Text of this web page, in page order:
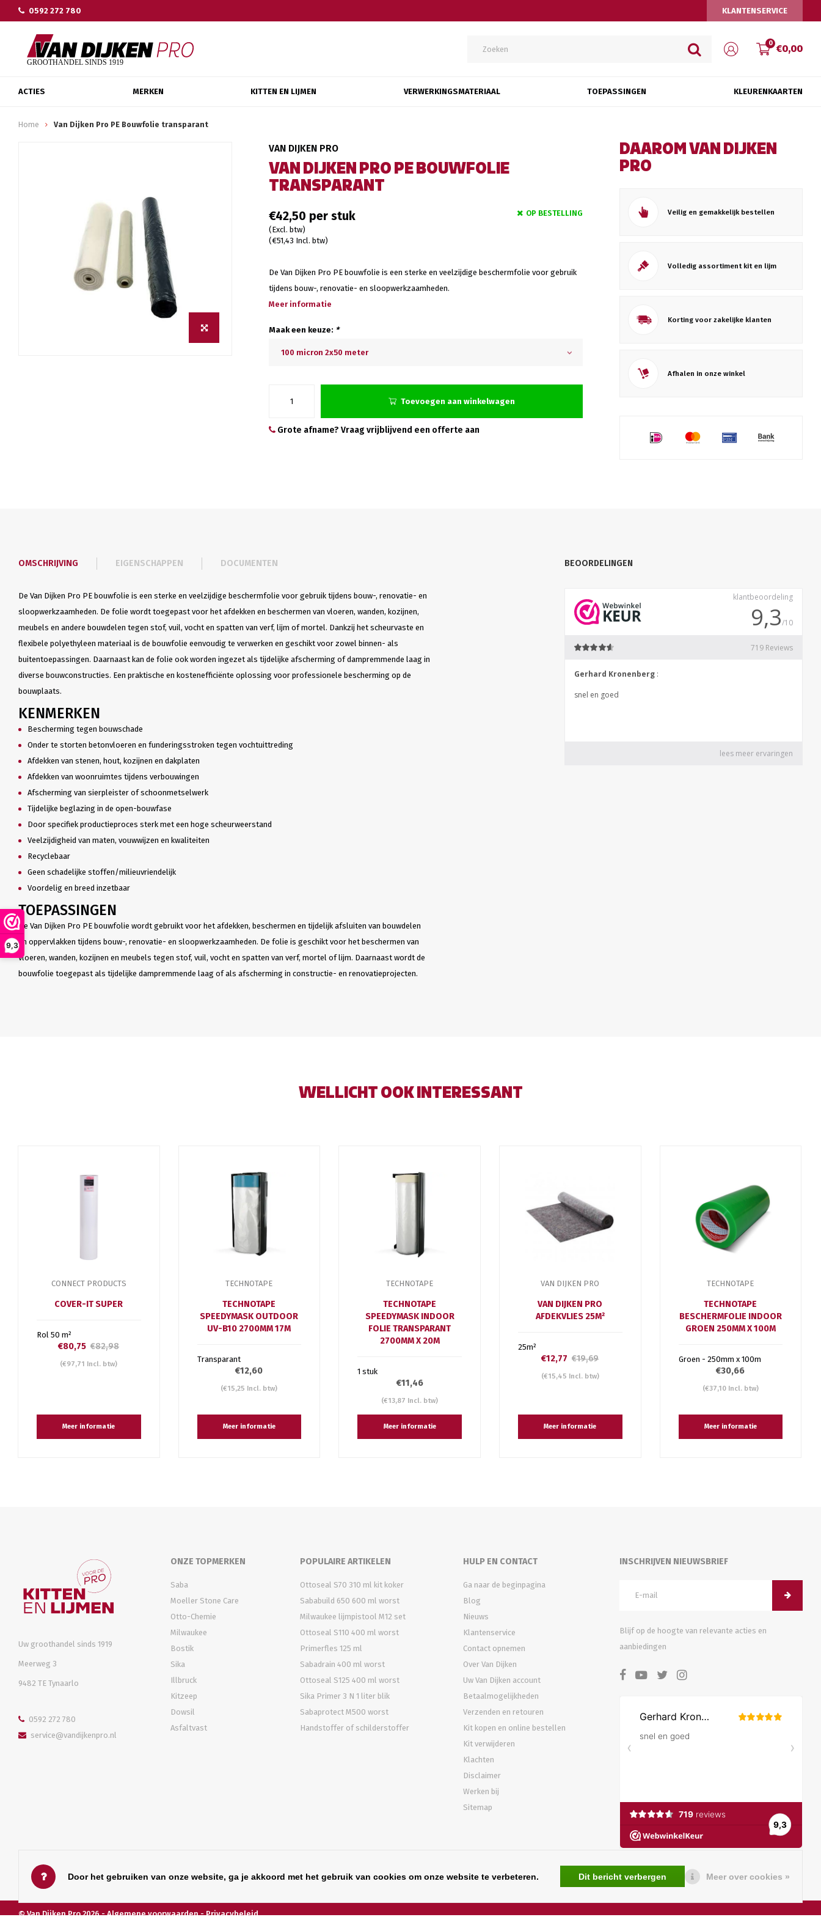
9,3
0592 272 780 KLANTENSERVICE
0 €0,00
ACTIES MERKEN KITTEN EN LIJMEN VERWERKINGSMATERIAAL TOEPASSINGEN KLEURENKAARTEN
Home Van Dijken Pro PE Bouwfolie transparant
VAN DIJKEN PRO PE BOUWFOLIE
TRANSPARANT
VAN DIJKEN PRO
€42,50
(Excl. btw)
(€51,43 Incl. btw)
OP BESTELLING
De Van Dijken Pro PE bouwfolie is een sterke en veelzijdige beschermfolie voor gebruik
tijdens bouw-, renovatie- en sloopwerkzaamheden.
Meer informatie
Maak een keuze: *
100 micron 2x50 meter
Toevoegen aan winkelwagen
Grote afname? Vraag vrijblijvend een offerte aan
DAAROM VAN DIJKEN
PRO
Veilig en gemakkelijk bestellen
Volledig assortiment kit en lijm
Korting voor zakelijke klanten
Afhalen in onze winkel
OMSCHRIJVING EIGENSCHAPPEN DOCUMENTEN
De Van Dijken Pro PE bouwfolie is een sterke en veelzijdige beschermfolie voor gebruik tijdens bouw-, renovatie- en
sloopwerkzaamheden. De folie wordt toegepast voor het afdekken en beschermen van vloeren, wanden, kozijnen,
meubels en andere bouwdelen tegen stof, vuil, vocht en spatten van verf, lijm of mortel. Dankzij het scheurvaste en
flexibele polyethyleen materiaal is de bouwfolie eenvoudig te verwerken en geschikt voor zowel binnen- als
buitentoepassingen. Daarnaast kan de folie ook worden ingezet als tijdelijke afscherming of dampremmende laag in
diverse bouwconstructies. Een praktische en kostenefficiënte oplossing voor professionele bescherming op de
bouwplaats.
KENMERKEN
Bescherming tegen bouwschade
Onder te storten betonvloeren en funderingsstroken tegen vochtuittreding
Afdekken van stenen, hout, kozijnen en dakplaten
Afdekken van woonruimtes tijdens verbouwingen
Afscherming van sierpleister of schoonmetselwerk
Tijdelijke beglazing in de open-bouwfase
Door specifiek productieproces sterk met een hoge scheurweerstand
Veelzijdigheid van maten, vouwwijzen en kwaliteiten
Recyclebaar
Geen schadelijke stoffen/milieuvriendelijk
Voordelig en breed inzetbaar
TOEPASSINGEN
De Van Dijken Pro PE bouwfolie wordt gebruikt voor het afdekken, beschermen en tijdelijk afsluiten van bouwdelen
en oppervlakken tijdens bouw-, renovatie- en sloopwerkzaamheden. De folie is geschikt voor het beschermen van
vloeren, wanden, kozijnen en meubels tegen stof, vuil, vocht en spatten van verf, mortel of lijm. Daarnaast wordt de
bouwfolie toegepast als tijdelijke dampremmende laag of als afscherming in constructie- en renovatieprojecten.
BEOORDELINGEN
WELLICHT OOK INTERESSANT
CONNECT PRODUCTS
COVER-IT SUPER
Rol 50 m²
€80,75 €82,98
(€97,71 Incl. btw)
Meer informatie
TECHNOTAPE
TECHNOTAPE
SPEEDYMASK OUTDOOR
UV-B10 2700MM 17M
Transparant
€12,60
(€15,25 Incl. btw)
Meer informatie
TECHNOTAPE
TECHNOTAPE
SPEEDYMASK INDOOR
FOLIE TRANSPARANT
2700MM X 20M
1 stuk
€11,46
(€13,87 Incl. btw)
Meer informatie
VAN DIJKEN PRO
VAN DIJKEN PRO
AFDEKVLIES 25M²
25m²
€12,77 €19,69
(€15,45 Incl. btw)
Meer informatie
TECHNOTAPE
TECHNOTAPE
BESCHERMFOLIE INDOOR
GROEN 250MM X 100M
Groen - 250mm x 100m
€30,66
(€37,10 Incl. btw)
Meer informatie
Uw groothandel sinds 1919
Meerweg 3
9482 TE Tynaarlo
0592 272 780
service@vandijkenpro.nl
ONZE TOPMERKEN
Saba
Moeller Stone Care
Otto-Chemie
Milwaukee
Bostik
Sika
Illbruck
Kitzeep
Dowsil
Asfaltvast
POPULAIRE ARTIKELEN
Ottoseal S70 310 ml kit koker
Sababuild 650 600 ml worst
Milwaukee lijmpistool M12 set
Ottoseal S110 400 ml worst
Primerfles 125 ml
Sabadrain 400 ml worst
Ottoseal S125 400 ml worst
Sika Primer 3 N 1 liter blik
Sabaprotect M500 worst
Handstoffer of schilderstoffer
HULP EN CONTACT
Ga naar de beginpagina
Blog
Nieuws
Klantenservice
Contact opnemen
Over Van Dijken
Uw Van Dijken account
Betaalmogelijkheden
Verzenden en retouren
Kit kopen en online bestellen
Kit verwijderen
Klachten
Disclaimer
Werken bij
Sitemap
INSCHRIJVEN NIEUWSBRIEF
Blijf op de hoogte van relevante acties en
aanbiedingen
© Van Dijken Pro 2026 -Algemene voorwaarden-Privacybeleid
Door het gebruiken van onze website, ga je akkoord met het gebruik van cookies om onze website te verbeteren. Dit bericht verbergen Meer over cookies »